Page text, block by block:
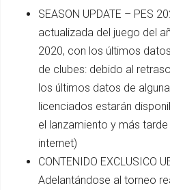
SEASON UPDATE – PES
actualizada del juego del
2020, con los últimos
de clubes: debido al
los últimos datos de
licenciados estarán
el lanzamiento y más
internet)
CONTENIDO EXCLUSICO
Adelantándose al torneo